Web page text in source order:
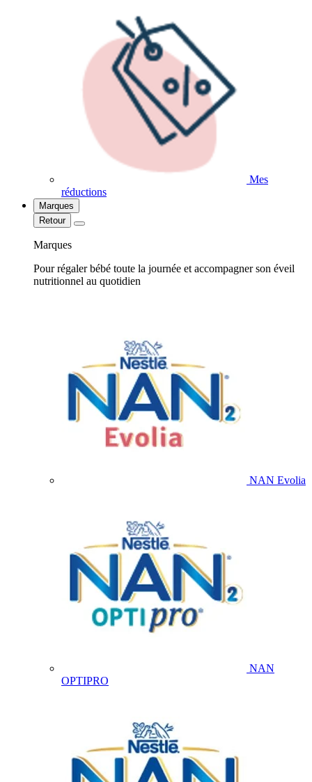
Mes
réductions
Marques
Retour
Marques
Pour régaler bébé toute la journée et accompagner son éveil
nutritionnel au quotidien
NAN Evolia
NAN
OPTIPRO